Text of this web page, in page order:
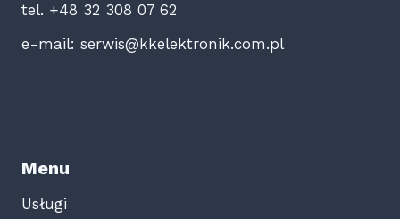
tel. +48 32 308 07 62
e-mail: serwis@kkelektronik.com.pl
Menu
Usługi